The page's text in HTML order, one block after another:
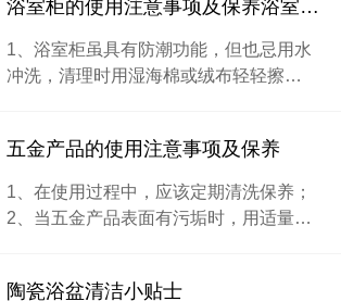
浴室柜的使用注意事项及保养浴室柜的使用注意事项及保养
1、浴室柜虽具有防潮功能，但也忌用水
冲洗，清理时用湿海棉或绒布轻轻擦…
五金产品的使用注意事项及保养
1、在使用过程中，应该定期清洗保养；
2、当五金产品表面有污垢时，用适量…
陶瓷浴盆清洁小贴士